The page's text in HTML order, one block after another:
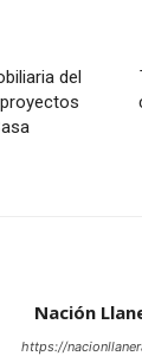
del
Nación
https://